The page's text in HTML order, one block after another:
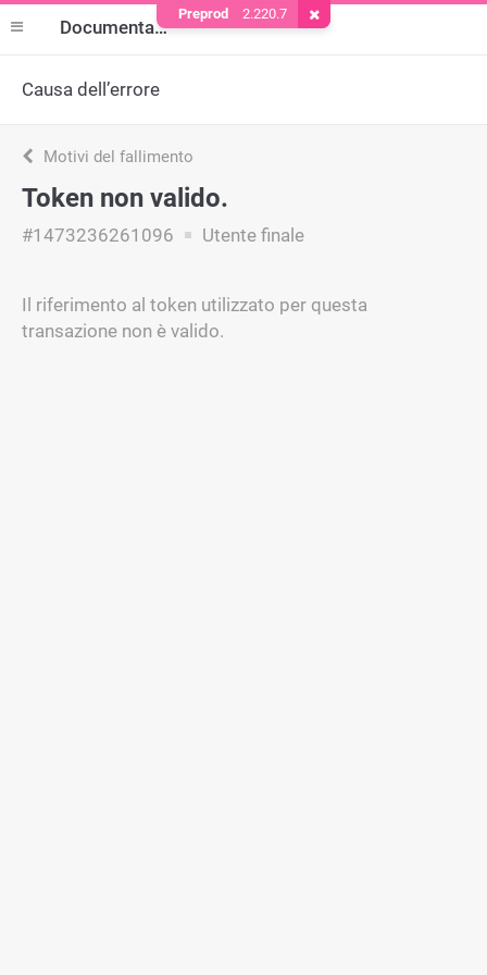
Documentazione
Causa dell’errore
Motivi del fallimento
Token non valido.
#1473236261096 Utente finale
Il riferimento al token utilizzato per questa
transazione non è valido.
Preprod 2.220.7 Rimuovere il cookie